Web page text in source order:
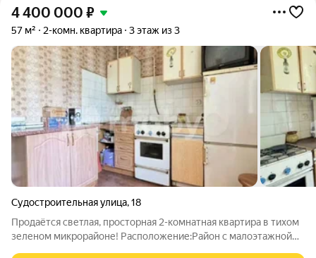
4 400 000 ₽
57 м² 2-комн. квартира 3 этаж из 3
Судостроительная улица,18
Продаётся светлая, просторная 2-комнатная квартира в тихом
зеленом микрорайоне! Расположение:Район с малоэтажной